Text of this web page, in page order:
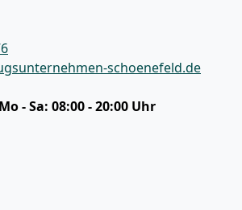
schoenefeld.de
Mo - Sa: 08:00 - 20:00 Uhr